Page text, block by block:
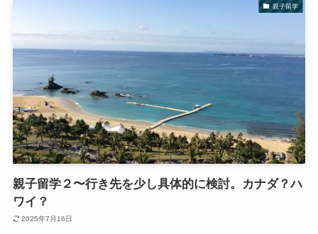
親子留学
親子留学２〜行き先を少し具体的に検討。カナダ？ハ
ワイ？
2025年7月16日